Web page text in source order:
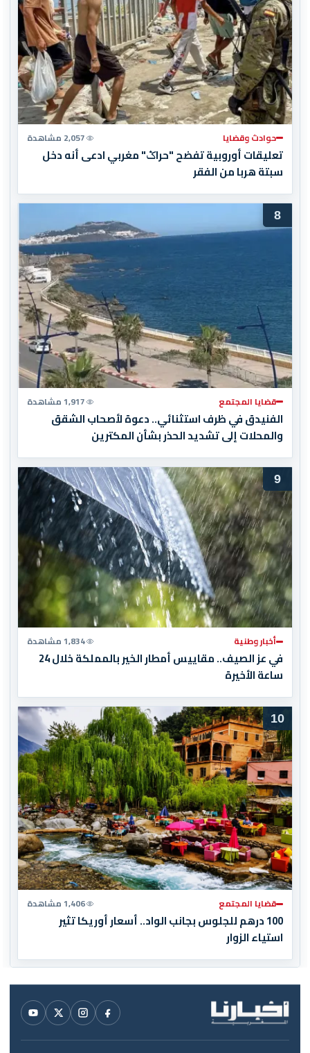
حوادث وقضايا 2,057 مشاهدة
تعليقات أوروبية تفضح "حراݣ" مغربي ادعى أنه دخل
سبتة هربا من الفقر
8
قضايا المجتمع 1,917 مشاهدة
الفنيدق في ظرف استثنائي.. دعوة لأصحاب الشقق
والمحلات إلى تشديد الحذر بشأن المكترين
9
أخبار وطنية 1,834 مشاهدة
في عز الصيف.. مقاييس أمطار الخير بالمملكة خلال 24
ساعة الأخيرة
10
قضايا المجتمع 1,406 مشاهدة
100 درهم للجلوس بجانب الواد.. أسعار أوريكا تثير
استياء الزوار